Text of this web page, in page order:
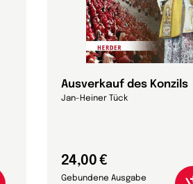
Ausverkauf des Konzils
Jan-Heiner Tück
24,00 €
Gebundene Ausgabe